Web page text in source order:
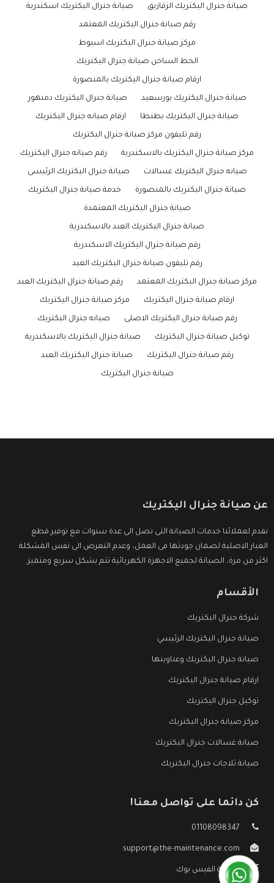
صيانة جنرال اليكتريك الزقازيق صيانة جنرال اليكتريك اسكندرية
رقم صيانة جنرال اليكتريك المعتمد
مركز صيانة جنرال اليكتريك اسيوط
الخط الساخن صيانة جنرال اليكتريك
ارقام صيانة جنرال اليكتريك بالمنصورة
صيانة جنرال اليكتريك بورسعيد صيانة جنرال اليكتريك دمنهور
صيانة جنرال اليكتريك بطنطا ارقام صيانه جنرال اليكتريك
رقم تليفون مركز صيانة جنرال اليكتريك
مركز صيانة جنرال اليكتريك بالاسكندرية رقم صيانه جنرال اليكتريك
صيانه جنرال اليكتريك غسالات صيانة جنرال اليكتريك الرئيسى
صيانة جنرال اليكتريك بالمنصورة خدمة صيانة جنرال اليكتريك
صيانة جنرال اليكتريك المعتمدة
صيانة جنرال اليكتريك العبد بالاسكندرية
رقم صيانة جنرال اليكتريك الاسكندرية
رقم تليفون صيانة جنرال اليكتريك العبد
مركز صيانة جنرال اليكتريك المعتمد رقم صيانة جنرال اليكتريك العبد
ارقام صيانة جنرال اليكتريك مركز صيانة جنرال اليكتريك
رقم صيانة جنرال اليكتريك الاصلى صيانه جنرال اليكتريك
توكيل صيانة جنرال اليكتريك صيانة جنرال اليكتريك بالاسكندرية
رقم صيانة جنرال اليكتريك صيانة جنرال اليكتريك العبد
صيانة جنرال اليكتريك
عن صيانة جنرال اليكتريك
نقدم لعملائنا خدمات الصيانة التى تصل الى عدة سنوات مع توفير قطع
الغيار الاصلية لضمان جودتها فى العمل، وعدم التعرض الى نفس المشكلة
اكثر من مرة، الصيانة لجميع الاجهزة الكهربائية تتم بشكل سريع ومتميز.
الأقسام
شركة جنرال اليكتريك
صيانة جنرال اليكتريك الرئيسي
صيانة جنرال اليكتريك وعناوينها
ارقام صيانة جنرال اليكتريك
توكيل جنرال اليكتريك
مركز صيانة جنرال اليكتريك
صيانة غسالات جنرال اليكتريك
صيانة ثلاجات جنرال اليكتريك
كن دائما على تواصل معنا!
01108098347
support@the-maintenance.com
صفحة الفيس بوك